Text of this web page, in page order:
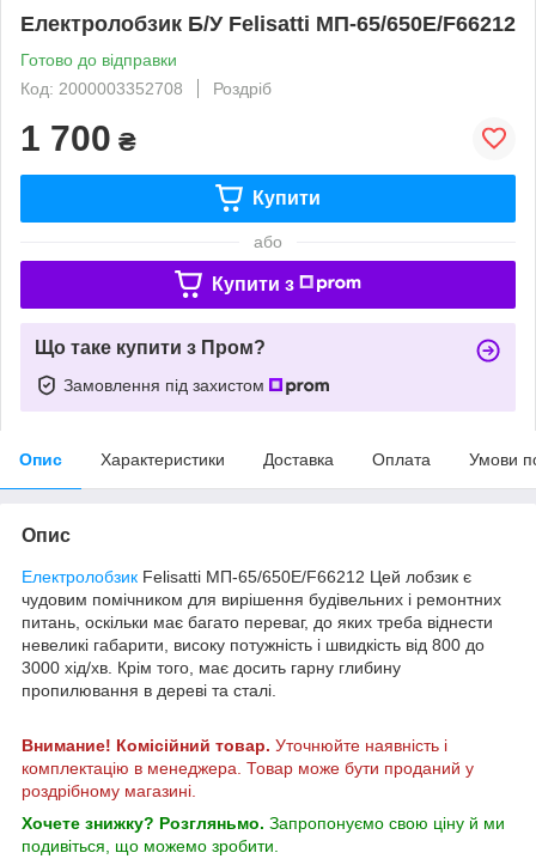
Електролобзик Б/У Felisatti МП-65/650Е/F66212
Готово до відправки
Код: 2000003352708
Роздріб
1 700 ₴
Купити
або
Купити з
Що таке купити з Пром?
Замовлення під захистом
Опис Характеристики Доставка Оплата Умови
Опис
Електролобзик Felisatti МП-65/650Е/F66212 Цей лобзик є
чудовим помічником для вирішення будівельних і ремонтних
питань, оскільки має багато переваг, до яких треба віднести
невеликі габарити, високу потужність і швидкість від 800 до
3000 хід/хв. Крім того, має досить гарну глибину
пропилювання в дереві та сталі.
Внимание! Комісійний товар. Уточнюйте наявність і
комплектацію в менеджера. Товар може бути проданий у
роздрібному магазині.
Хочете знижку? Розгляньмо. Запропонуємо свою ціну й ми
подивіться, що можемо зробити.